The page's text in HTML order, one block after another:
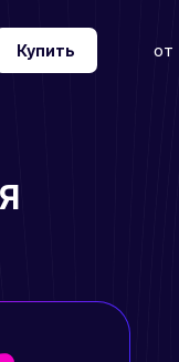
Купить от